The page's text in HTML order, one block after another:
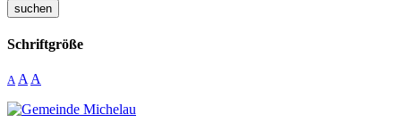
suchen
Schriftgröße
A A A